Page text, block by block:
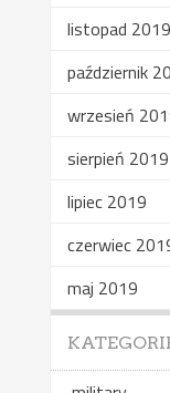
listopad 2019
październik
wrzesień
sierpień 2019
lipiec 2019
czerwiec
maj 2019